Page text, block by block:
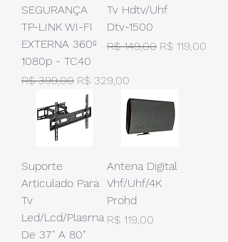
SEGURANÇA
TP-LINK WI-FI
EXTERNA 360º
1080p - TC40
Preço normal
R$ 399,00 Preço promocional
R$ 329,00
Tv Hdtv/Uhf
Dtv-1500
Preço normal
R$ 149,00 Preço
R$ 119,00
Suporte
Articulado Para
Tv
Led/Lcd/Plasma
De 37" A 80"
Antena Digital
Vhf/Uhf/4K
Prohd
Preço
R$ 119,00